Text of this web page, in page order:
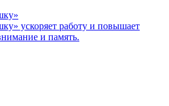
ускоряет работу и повышает
и память.